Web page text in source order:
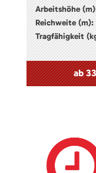
Arbeitshöhe
Reichweite (m):
Tragfähigkeit
ab